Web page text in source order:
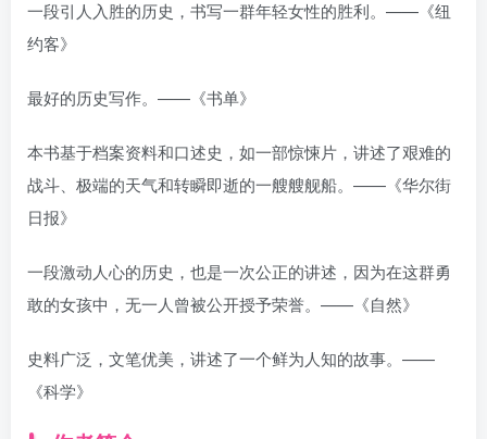
一段引人入胜的历史，书写一群年轻女性的胜利。——《纽
约客》
最好的历史写作。——《书单》
本书基于档案资料和口述史，如一部惊悚片，讲述了艰难的
战斗、极端的天气和转瞬即逝的一艘艘舰船。——《华尔街
日报》
一段激动人心的历史，也是一次公正的讲述，因为在这群勇
敢的女孩中，无一人曾被公开授予荣誉。——《自然》
史料广泛，文笔优美，讲述了一个鲜为人知的故事。——
《科学》